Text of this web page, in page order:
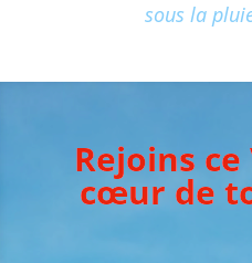
sous la
Rejoins
cœur de